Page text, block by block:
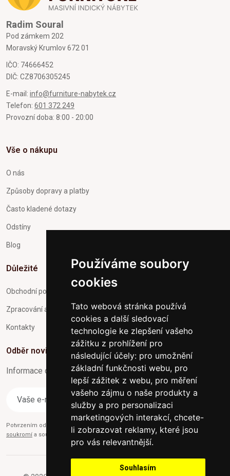
Používáme soubory
cookies
Tato webová stránka používá
cookies a další sledovací
technologie ke zlepšení vašeho
zážitku z prohlížení pro
následující účely: pro umožnění
základní funkčnosti webu, pro
lepší zážitek z webu, pro měření
vašeho zájmu o naše produkty a
služby a pro personalizaci
marketingových interakcí, chcete-
li zobrazovat reklamy, které jsou
pro vás relevantnější.
Souhlasím
Radim Soural
Pod zámkem 202
Moravský Krumlov 672 01
IČO: 74666452
DIČ: CZ8706305245
E-mail: info@furniture-nabytek.cz
Telefon: 601 372 249
Provozní doba: 8:00 - 20:00
Vše o nákupu
O nás
Způsoby dopravy a platby
Často kladené dotazy
Odstíny
Blog
Důležité
Obchodní podmínky
Zpracování a ochrana osobních údajů
Kontakty
Odběr novinek
Informace o Novinkách a užitečné rady max. 1x za týden
Odebírat
Potvrzením odběru současně souhlasíte s našimi podmínkami o
soukromí a současně nám udělujete souhlas se zasíláním obchodních e-mailů.